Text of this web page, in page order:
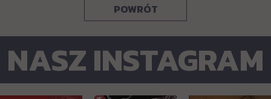
POWRÓT
NASZ INSTAGRAM